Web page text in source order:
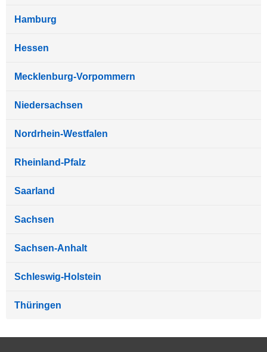
Hamburg
Hessen
Mecklenburg-Vorpommern
Niedersachsen
Nordrhein-Westfalen
Rheinland-Pfalz
Saarland
Sachsen
Sachsen-Anhalt
Schleswig-Holstein
Thüringen